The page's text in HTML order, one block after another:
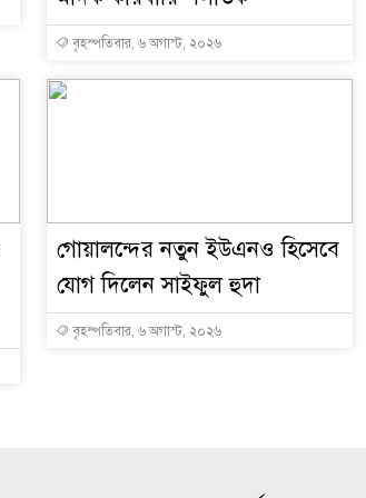
বৃহস্পতিবার, ৬ অগাস্ট, ২০২৬
গোয়ালন্দের নতুন ইউএনও হিসেবে
যোগ দিলেন সাইফুল হুদা
বৃহস্পতিবার, ৬ অগাস্ট, ২০২৬